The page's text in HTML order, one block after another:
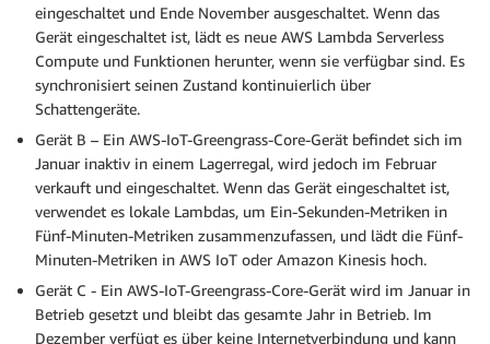
eingeschaltet und Ende November ausgeschaltet. Wenn das
Gerät eingeschaltet ist, lädt es neue AWS Lambda Serverless
Compute und Funktionen herunter, wenn sie verfügbar sind. Es
synchronisiert seinen Zustand kontinuierlich über
Schattengeräte.
Gerät B – Ein AWS-IoT-Greengrass-Core-Gerät befindet sich im
Januar inaktiv in einem Lagerregal, wird jedoch im Februar
verkauft und eingeschaltet. Wenn das Gerät eingeschaltet ist,
verwendet es lokale Lambdas, um Ein-Sekunden-Metriken in
Fünf-Minuten-Metriken zusammenzufassen, und lädt die Fünf-
Minuten-Metriken in AWS IoT oder Amazon Kinesis hoch.
Gerät C - Ein AWS-IoT-Greengrass-Core-Gerät wird im Januar in
Betrieb gesetzt und bleibt das gesamte Jahr in Betrieb. Im
Dezember verfügt es über keine Internetverbindung und kann